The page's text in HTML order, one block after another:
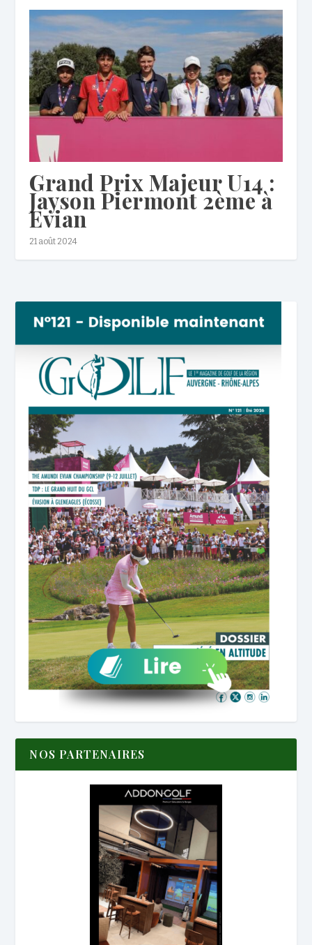
Grand Prix Majeur U14 :
Jayson Piermont 2ème à
Evian
21 août 2024
NOS PARTENAIRES